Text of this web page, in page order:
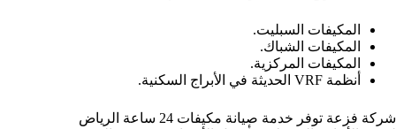
المكيفات السبليت.
المكيفات الشباك.
المكيفات المركزية.
أنظمة VRF الحديثة في الأبراج السكنية.
شركة فزعة توفر خدمة صيانة مكيفات 24 ساعة الرياض